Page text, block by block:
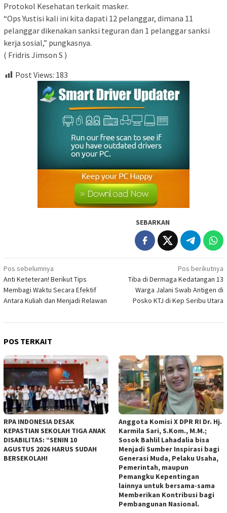
Protokol Kesehatan terkait masker.
“Ops Yustisi kali ini kita dapati 12 pelanggar, dimana 11
pelanggar dikenakan sanksi teguran dan 1 pelanggar sanksi
kerja sosial,” pungkasnya.
( Fridris Jimson S )
Post Views: 183
SEBARKAN
Navigasi
pos
Pos sebelumnya
Anti Keteteran! Berikut Tips
Membagi Waktu Secara Efektif
Antara Kuliah dan Menjadi Relawan
Pos berikutnya
Tiba di Dermaga Kedatangan 13
Warga Jalani Swab Antigen di
Posko KTJ di Kep Seribu Utara
POS TERKAIT
RPA INDONESIA DESAK
KEPASTIAN SEKOLAH TIGA ANAK
DISABILITAS: “SENIN 10
AGUSTUS 2026 HARUS SUDAH
BERSEKOLAH!
Anggota Komisi X DPR RI Dr. Hj.
Karmila Sari, S.Kom., M.M.;
Sosok Bahlil Lahadalia bisa
Menjadi Sumber Inspirasi bagi
Generasi Muda, Pelaku Usaha,
Pemerintah, maupun
Pemangku Kepentingan
lainnya untuk bersama-sama
Memberikan Kontribusi bagi
Pembangunan Nasional.